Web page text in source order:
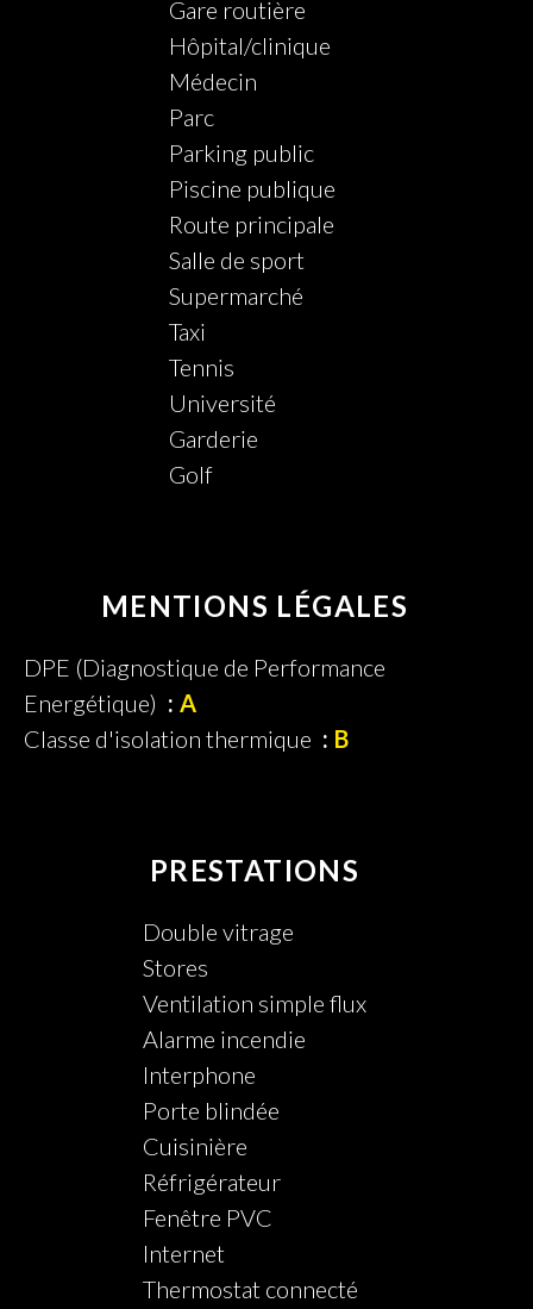
Gare routière
Hôpital/clinique
Médecin
Parc
Parking public
Piscine publique
Route principale
Salle de sport
Supermarché
Taxi
Tennis
Université
Garderie
Golf
MENTIONS LÉGALES
DPE (Diagnostique de Performance
Energétique)
A
Classe d'isolation thermique
B
PRESTATIONS
Double vitrage
Stores
Ventilation simple flux
Alarme incendie
Interphone
Porte blindée
Cuisinière
Réfrigérateur
Fenêtre PVC
Internet
Thermostat connecté